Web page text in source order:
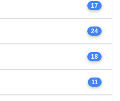
17
24
18
11